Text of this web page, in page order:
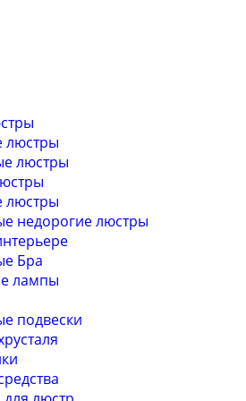
люстры
люстры
люстры
недорогие люстры
Бра
лампы
подвески